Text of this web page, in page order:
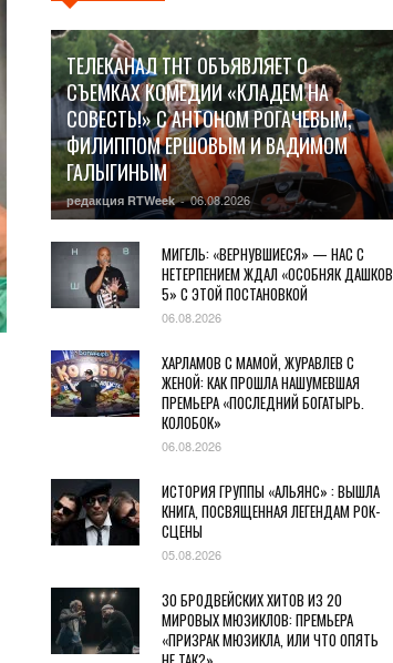
ТЕЛЕКАНАЛ ТНТ ОБЪЯВЛЯЕТ О
СЪЕМКАХ КОМЕДИИ «КЛАДЕМ НА
СОВЕСТЬ!» С АНТОНОМ РОГАЧЕВЫМ,
ФИЛИППОМ ЕРШОВЫМ И ВАДИМОМ
ГАЛЫГИНЫМ
редакция RTWeek - 06.08.2026
МИГЕЛЬ: «ВЕРНУВШИЕСЯ» — НАС С
НЕТЕРПЕНИЕМ ЖДАЛ «ОСОБНЯК ДАШКОВ
5» С ЭТОЙ ПОСТАНОВКОЙ
06.08.2026
ХАРЛАМОВ С МАМОЙ, ЖУРАВЛЕВ С
ЖЕНОЙ: КАК ПРОШЛА НАШУМЕВШАЯ
ПРЕМЬЕРА «ПОСЛЕДНИЙ БОГАТЫРЬ.
КОЛОБОК»
06.08.2026
ИСТОРИЯ ГРУППЫ «АЛЬЯНС» : ВЫШЛА
КНИГА, ПОСВЯЩЕННАЯ ЛЕГЕНДАМ РОК-
СЦЕНЫ
05.08.2026
30 БРОДВЕЙСКИХ ХИТОВ ИЗ 20
МИРОВЫХ МЮЗИКЛОВ: ПРЕМЬЕРА
«ПРИЗРАК МЮЗИКЛА, ИЛИ ЧТО ОПЯТЬ